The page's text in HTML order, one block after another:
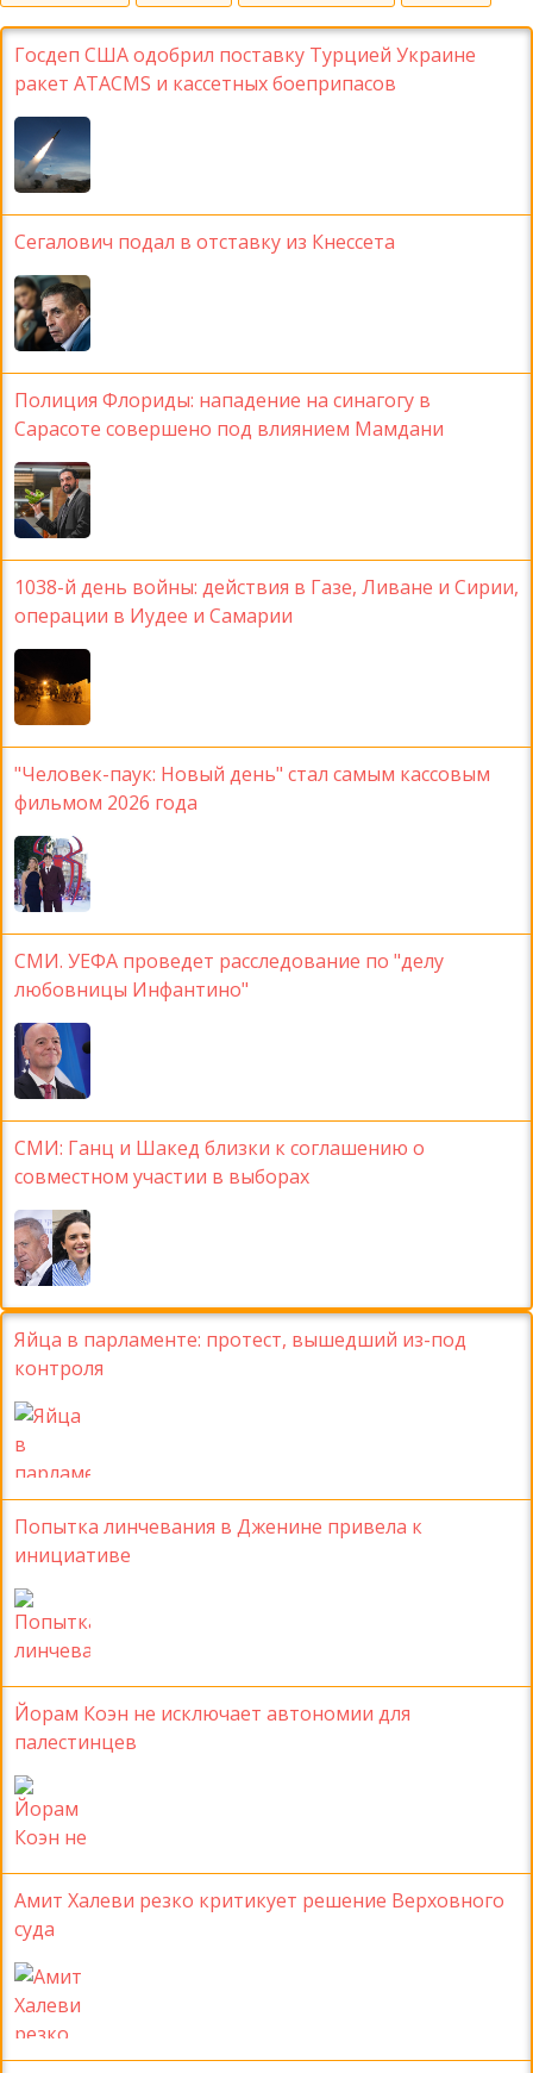
Госдеп США одобрил поставку Турцией Украине
ракет ATACMS и кассетных боеприпасов
Сегалович подал в отставку из Кнессета
Полиция Флориды: нападение на синагогу в
Сарасоте совершено под влиянием Мамдани
1038-й день войны: действия в Газе, Ливане и Сирии,
операции в Иудее и Самарии
"Человек-паук: Новый день" стал самым кассовым
фильмом 2026 года
СМИ. УЕФА проведет расследование по "делу
любовницы Инфантино"
СМИ: Ганц и Шакед близки к соглашению о
совместном участии в выборах
Яйца в парламенте: протест, вышедший из-под
контроля
Попытка линчевания в Дженине привела к
инициативе
Йорам Коэн не исключает автономии для
палестинцев
Амит Халеви резко критикует решение Верховного
суда